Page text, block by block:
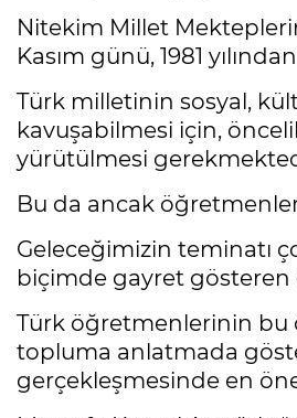
Nitekim Millet
Kasım günü, 1981
Türk milletinin sosyal,
kavuşabilmesi için,
yürütülmesi
Bu da ancak
Geleceğimizin teminatı
biçimde gayret gösteren
Türk öğretmenlerinin bu
topluma anlatmada
gerçekleşmesinde en